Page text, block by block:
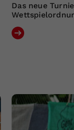
Das neue